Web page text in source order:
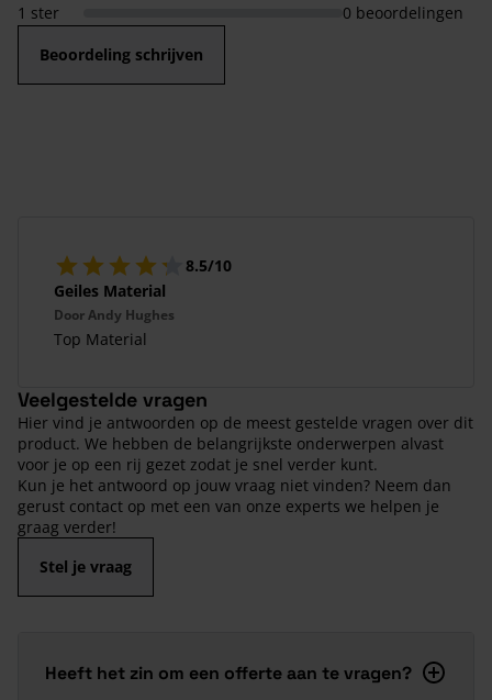
1 ster
0 beoordelingen
Beoordeling schrijven
8.5/10
Geiles Material
DoorAndy Hughes
Top Material
Veelgestelde vragen
Hier vind je antwoorden op de meest gestelde vragen over dit
product. We hebben de belangrijkste onderwerpen alvast
voor je op een rij gezet zodat je snel verder kunt.
Kun je het antwoord op jouw vraag niet vinden? Neem dan
gerust contact op met een van onze experts we helpen je
graag verder!
Stel je vraag
Heeft het zin om een offerte aan te vragen?